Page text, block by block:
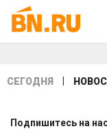
СЕГОДНЯ
Подпишитесь на